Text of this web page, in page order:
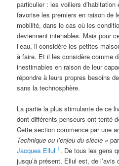
particulier : les voiliers
favorise les premiers en raison de
mobilité, dans le cas où les
deviennent intenables. Mais pour
l’eau, il considère les petites
à faire. Et il les considère comme
inestimables en raison de leur
répondre à leurs propres besoins
sans la technosphère.
La partie la plus stimulante de ce
dont différents penseurs ont tenté
Cette section commence par une
Technique ou l’enjeu du siècle »
Jacques Ellul 1 . De tous les gens
jusqu’à présent, Ellul est, de l’avis